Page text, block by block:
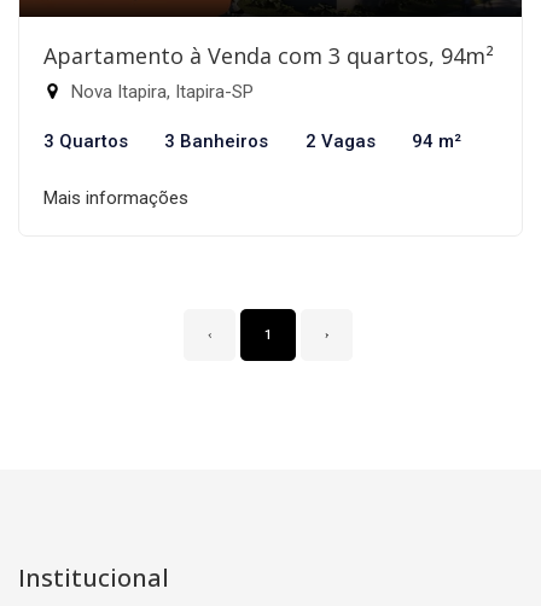
Apartamento à Venda com 3 quartos, 94m²
Nova Itapira, Itapira-SP
3 Quartos 3 Banheiros 2 Vagas 94 m²
Mais informações
‹ 1 ›
Institucional